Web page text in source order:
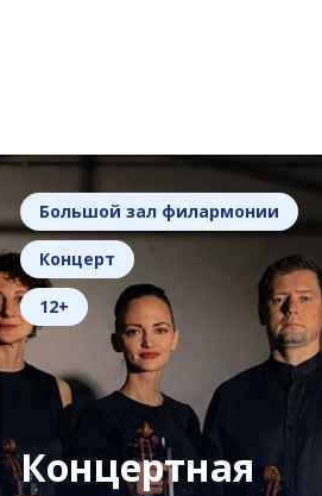
Большой зал филармонии
Концерт
12+
Концертная